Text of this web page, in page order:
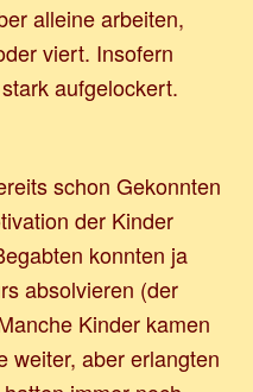
alleine arbeiten,
viert. Insofern
aufgelockert.
schon Gekonnten
der Kinder
konnten ja
absolvieren (der
Kinder kamen
weiter, aber erlangten